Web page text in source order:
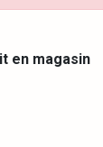
en magasin